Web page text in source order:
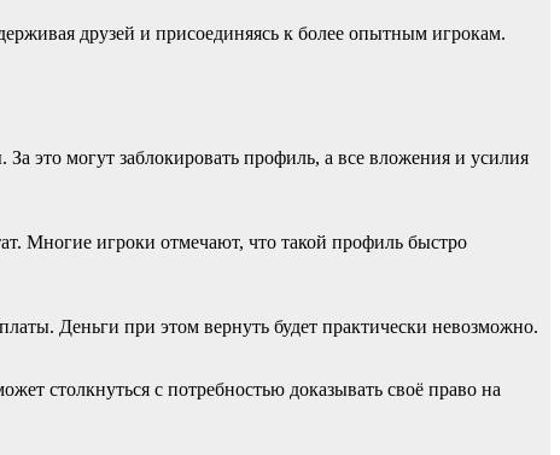
друзей и присоединяясь к более опытным игрокам.
это могут заблокировать профиль, а все вложения и усилия
Многие игроки отмечают, что такой профиль быстро
Деньги при этом вернуть будет практически невозможно.
столкнуться с потребностью доказывать своё право на